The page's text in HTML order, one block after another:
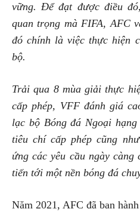
vững. Để đạt được điều
quan trọng mà FIFA, AFC
đó chính là việc thực hiện
bộ.
Trải qua 8 mùa giải thực
cấp phép, VFF đánh giá
lạc bộ Bóng đá Ngoại
tiêu chí cấp phép cũng
ứng các yêu cầu ngày
tiến tới một nền bóng đá
Năm 2021, AFC đã ban